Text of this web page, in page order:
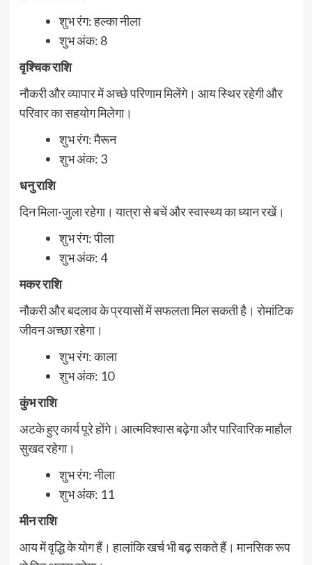
शुभ रंग: हल्का नीला
शुभ अंक: 8
वृश्चिक राशि
नौकरी और व्यापार में अच्छे परिणाम मिलेंगे। आय स्थिर रहेगी और
परिवार का सहयोग मिलेगा।
शुभ रंग: मैरून
शुभ अंक: 3
धनु राशि
दिन मिला-जुला रहेगा। यात्रा से बचें और स्वास्थ्य का ध्यान रखें।
शुभ रंग: पीला
शुभ अंक: 4
मकर राशि
नौकरी और बदलाव के प्रयासों में सफलता मिल सकती है। रोमांटिक
जीवन अच्छा रहेगा।
शुभ रंग: काला
शुभ अंक: 10
कुंभ राशि
अटके हुए कार्य पूरे होंगे। आत्मविश्वास बढ़ेगा और पारिवारिक माहौल
सुखद रहेगा।
शुभ रंग: नीला
शुभ अंक: 11
मीन राशि
आय में वृद्धि के योग हैं। हालांकि खर्च भी बढ़ सकते हैं। मानसिक रूप